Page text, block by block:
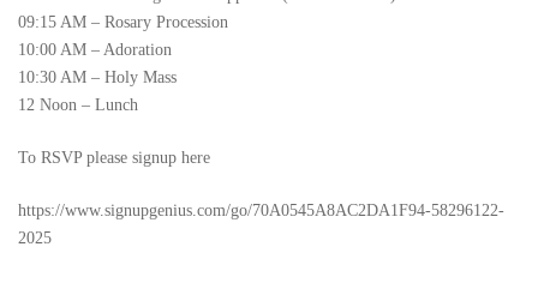
09:15 AM – Rosary Procession
10:00 AM – Adoration
10:30 AM – Holy Mass
12 Noon – Lunch
To RSVP please signup here
https://www.signupgenius.com/go/70A0545A8AC2DA1F94-58296122-
2025